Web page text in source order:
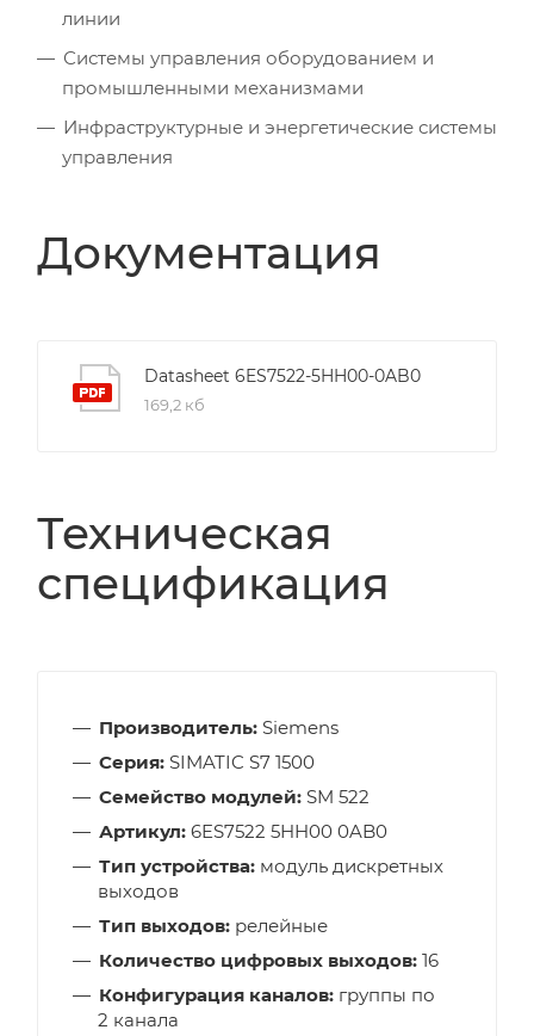
линии
Системы управления оборудованием и
промышленными механизмами
Инфраструктурные и энергетические системы
управления
Документация
Datasheet 6ES7522-5HH00-0AB0
169,2 кб
Техническая
спецификация
Производитель: Siemens
Серия: SIMATIC S7 1500
Семейство модулей: SM 522
Артикул: 6ES7522 5HH00 0AB0
Тип устройства: модуль дискретных
выходов
Тип выходов: релейные
Количество цифровых выходов: 16
Конфигурация каналов: группы по
2 канала